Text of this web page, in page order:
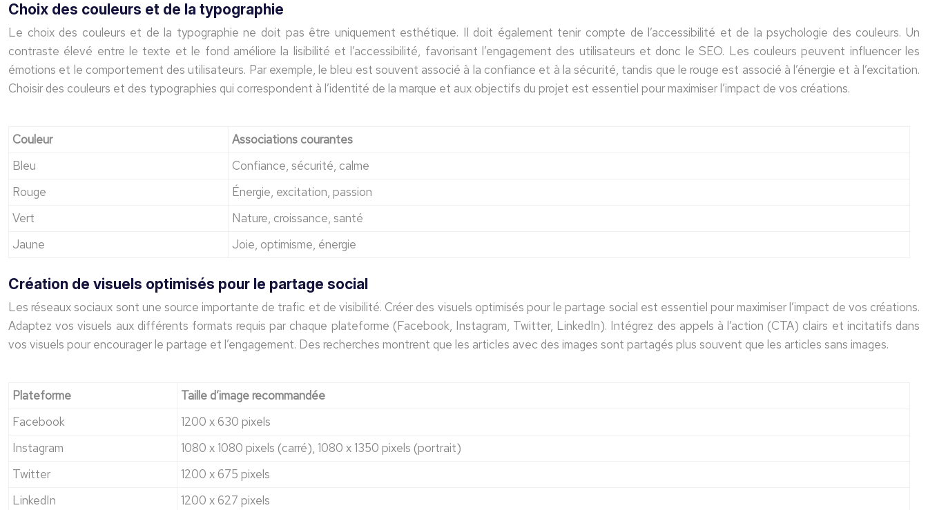
Choix des couleurs et de la typographie
Le choix des couleurs et de la typographie ne doit pas être uniquement esthétique. Il doit également tenir compte de l’accessibilité et de la psychologie des couleurs. Un
contraste élevé entre le texte et le fond améliore la lisibilité et l’accessibilité, favorisant l’engagement des utilisateurs et donc le SEO. Les couleurs peuvent influencer les
émotions et le comportement des utilisateurs. Par exemple, le bleu est souvent associé à la confiance et à la sécurité, tandis que le rouge est associé à l’énergie et à l’excitation.
Choisir des couleurs et des typographies qui correspondent à l’identité de la marque et aux objectifs du projet est essentiel pour maximiser l’impact de vos créations.
Couleur
Associations courantes
Bleu
Confiance, sécurité, calme
Rouge
Énergie, excitation, passion
Vert
Nature, croissance, santé
Jaune
Joie, optimisme, énergie
Création de visuels optimisés pour le partage social
Les réseaux sociaux sont une source importante de trafic et de visibilité. Créer des visuels optimisés pour le partage social est essentiel pour maximiser l’impact de vos créations.
Adaptez vos visuels aux différents formats requis par chaque plateforme (Facebook, Instagram, Twitter, LinkedIn). Intégrez des appels à l’action (CTA) clairs et incitatifs dans
vos visuels pour encourager le partage et l’engagement. Des recherches montrent que les articles avec des images sont partagés plus souvent que les articles sans images.
Plateforme
Taille d’image recommandée
Facebook
1200 x 630 pixels
Instagram
1080 x 1080 pixels (carré), 1080 x 1350 pixels (portrait)
Twitter
1200 x 675 pixels
LinkedIn
1200 x 627 pixels